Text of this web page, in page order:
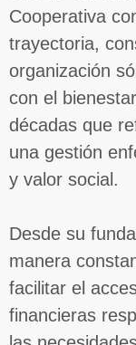
Cooperativa
trayectoria,
organización
con el
décadas que
una gestión
y valor social.
Desde su
manera
facilitar el
financieras